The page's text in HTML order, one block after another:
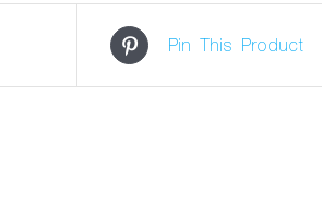
Pin This Product